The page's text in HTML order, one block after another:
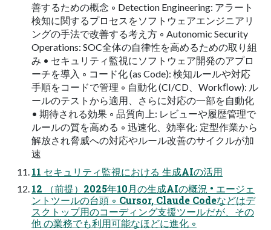
善するための概念 ◦ Detection Engineering: アラート
検知に関するプロセスをソフトウェアエンジニアリ
ングの手法で改善する考え方 ◦ Autonomic Security
Operations: SOC全体の自律性を高めるための取り組
み • セキュリティ監視にソフトウェア開発のアプロ
ーチを導入 ◦ コード化 (as Code): 検知ルールや対応
手順をコードで管理 ◦ 自動化 (CI/CD、Workﬂow): ル
ールのテストから適用、さらに対応の一部を自動化
• 期待される効果 ◦ 品質向上: レビューや履歴管理で
ルールの質を高める ◦ 迅速化、効率化: 定型作業から
解放され脅威への対応やルール改善のサイクルが加
速
11 セキュリティ監視における 生成AIの活用
12 （前提）2025年10月の生成AIの概況 • エージェ
ントツールの台頭 ◦ Cursor, Claude Codeなどはデ
スクトップ用のコーディング支援ツールだが、その
他 の業務でも利用可能なほどに進化 ◦